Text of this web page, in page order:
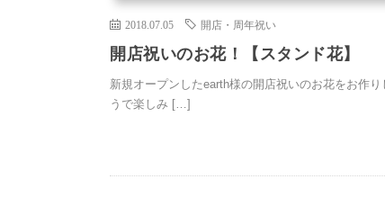
2018.07.05 開店・周年祝い
開店祝いのお花！【スタンド花】
新規オープンしたearth様の開店祝いのお花をお作
うで楽しみ […]